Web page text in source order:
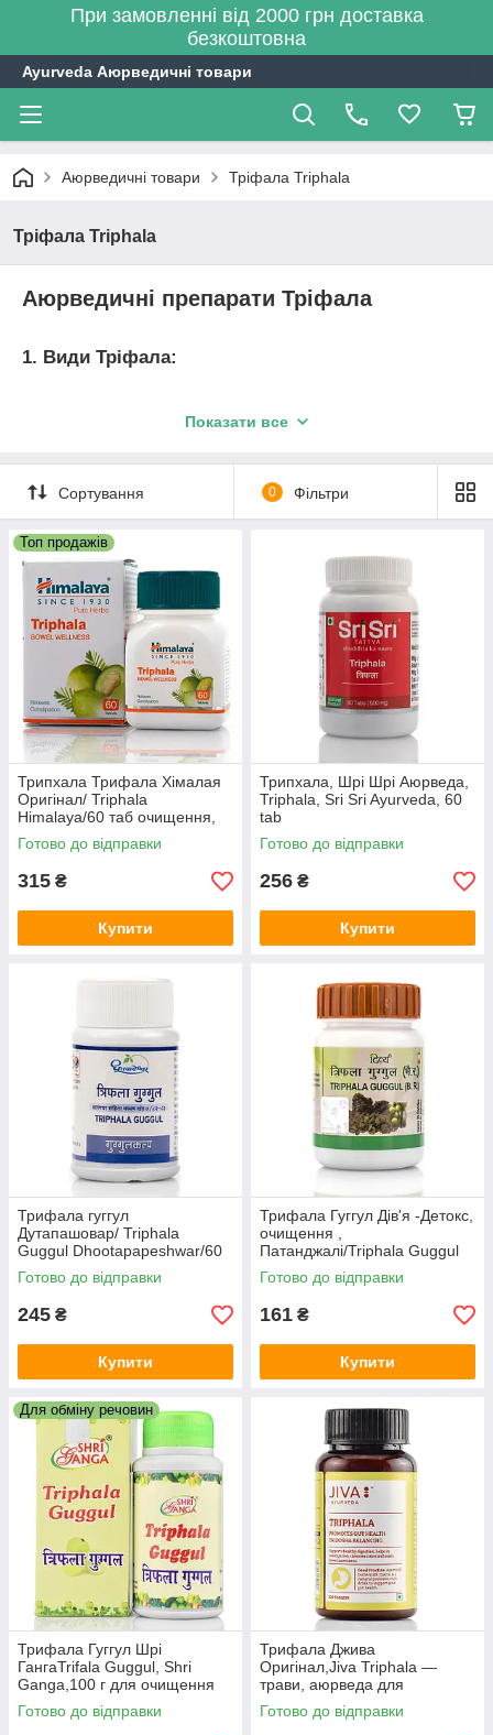
При замовленні від 2000 грн доставка
безкоштовна
Ayurveda Аюрведичні товари
Аюрведичні товари Тріфала Triphala
Тріфала Triphala
Аюрведичні препарати Тріфала
1. Види Тріфала:
трьох трав'яних компонентів: Амалакі (Emblica officinalis),
що відображає основну природу його складових.
2. Склад Тріфала:
Амалаки (Emblica officinalis) - багатий джерелом
вітаміну C та антиоксидантів, сприяє зміцненню імунної
системи та уповільнює процеси старіння.
Бібхітаки (Terminalia bellirica) – допомагає
підтримувати нормальну функцію травної системи та
регулювати обмін речовин.
Харитаки (Terminalia chebula) – відомий своїми
м'якими проносними властивостями, а також сприяє
очищенню організму та зміцненню травної системи.
Показати все
Сортування 0 Фільтри
Топ продажів
Трипхала Трифала Хімалая
Оригінал/ Triphala
Himalaya/60 таб очищення,
детокс
Готово до відправки
315 ₴
Купити
Трипхала, Шрі Шрі Аюрведа,
Triphala, Sri Sri Ayurveda, 60
tab
Готово до відправки
256 ₴
Купити
Трифала гуггул
Дутапашовар/ Triphala
Guggul Dhootapapeshwar/60
таблеток атеросклероз,
Ожиріння, Діабет
Готово до відправки
245 ₴
Купити
Трифала Гуггул Дів'я -Детокс,
очищення ,
Патанджалі/Triphala Guggul
Divya Pharmacy, Patanjali/80
таб
Готово до відправки
161 ₴
Купити
Для обміну речовин
Трифала Гуггул Шрі
ГангаTrifala Guggul, Shri
Ganga,100 г для очищення
організму, кішечника, детокс
Готово до відправки
Трифала Джива
Оригінал,Jiva Triphala —
трави, аюрведа для
очищення організму 120 таб
Готово до відправки